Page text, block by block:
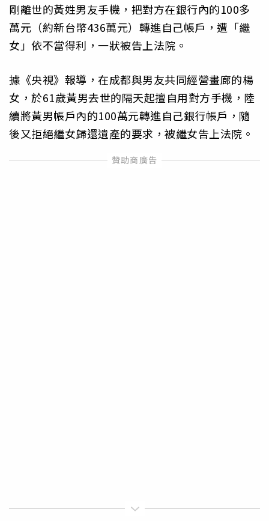
剛離世的黃姓男友手機，把對方在銀行內的100多
萬元（約新台幣436萬元）轉進自己帳戶，遭「繼
女」依不當得利，一狀被告上法院。
據《央視》報導，在成都與男友共同經營畫廊的楊
女，於61歲黃男去世的隔天起擅自用對方手機，陸
續將黃男帳戶內的100萬元轉進自己銀行帳戶，隨
後又拒絕繼女歸還遺產的要求，被繼女告上法院。